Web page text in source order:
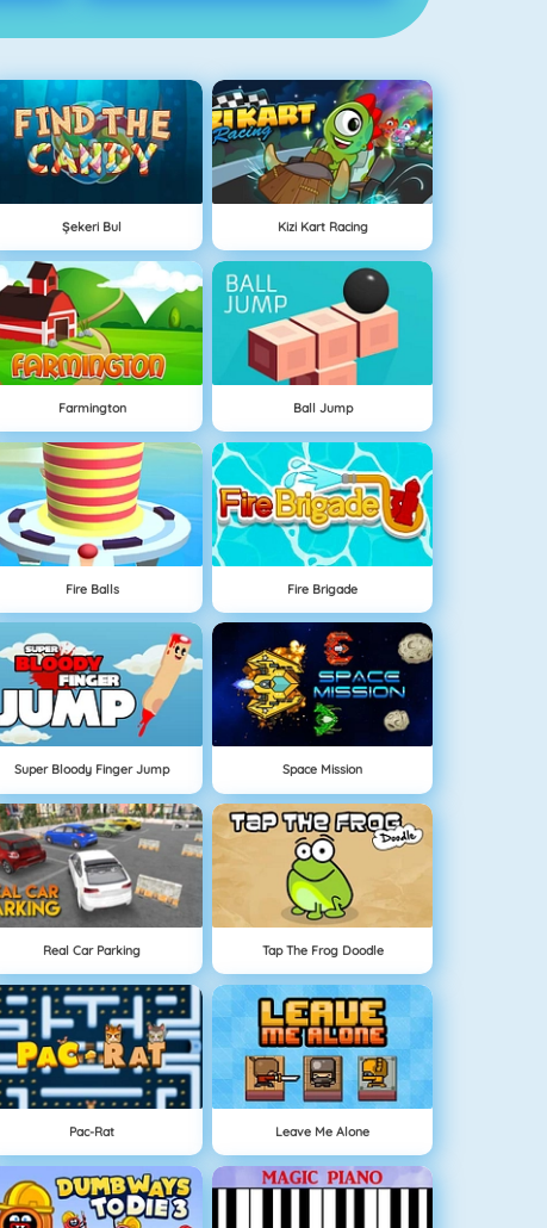
Şekeri Bul Kizi Kart Racing
Farmington Ball Jump
Fire Balls Fire Brigade
Super Bloody Finger Jump Space Mission
Real Car Parking Tap The Frog Doodle
Pac-Rat Leave Me Alone